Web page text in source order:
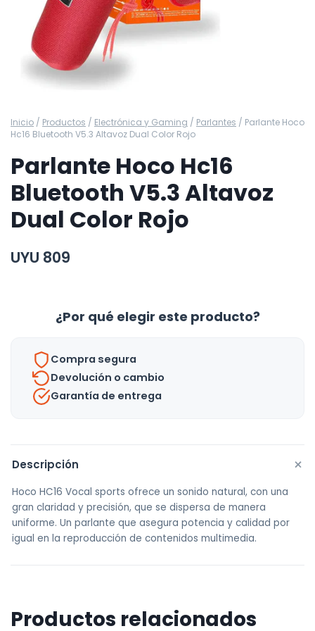
Inicio / Productos / Electrónica y Gaming / Parlantes / Parlante Hoco
Hc16 Bluetooth V5.3 Altavoz Dual Color Rojo
Parlante Hoco Hc16
Bluetooth V5.3 Altavoz
Dual Color Rojo
UYU 809
¿Por qué elegir este producto?
Compra segura
Devolución o cambio
Garantía de entrega
Descripción +
Hoco HC16 Vocal sports ofrece un sonido natural, con una
gran claridad y precisión, que se dispersa de manera
uniforme. Un parlante que asegura potencia y calidad por
igual en la reproducción de contenidos multimedia.
Productos relacionados